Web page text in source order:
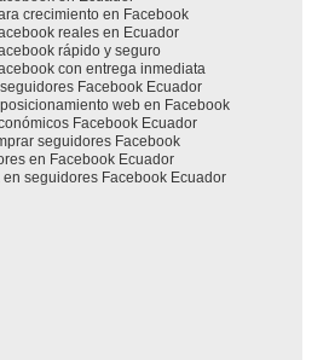
crecimiento en Facebook
reales en Ecuador
rápido y seguro
con entrega inmediata
Facebook Ecuador
web en Facebook
Facebook Ecuador
seguidores Facebook
en Facebook Ecuador
seguidores Facebook Ecuador